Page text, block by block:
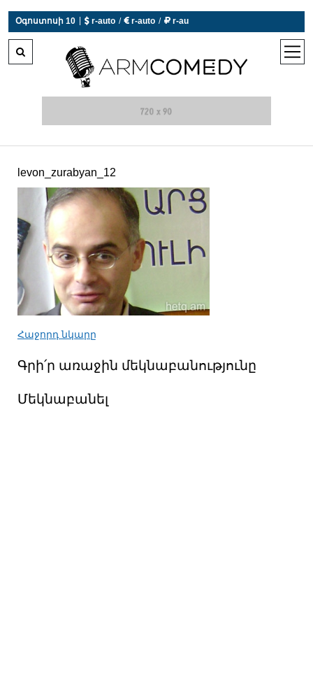
Օգոստոսի 10  r-auto /  r-auto /  r-au
open
levon_zurabyan_12
Հաջորդ նկարը
Գրի՛ր առաջին մեկնաբանությունը
Մեկնաբանել